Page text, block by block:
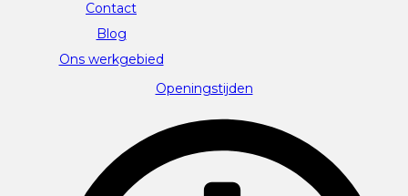
Contact
Blog
Ons werkgebied
Openingstijden